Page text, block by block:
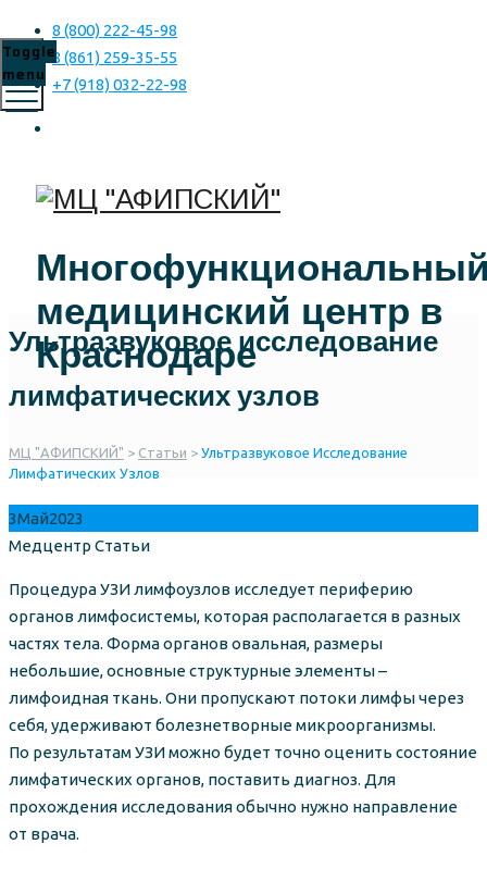
8 (800) 222-45-98
8 (861) 259-35-55
+7 (918) 032-22-98
медицинский центр в
Краснодаре
Toggle
menu
Ультразвуковое исследование
лимфатических узлов
МЦ "АФИПСКИЙ" > Статьи > Ультразвуковое Исследование
Лимфатических Узлов
3Май2023
Author
Медцентр Categories
Статьи
Процедура УЗИ лимфоузлов исследует периферию
органов лимфосистемы, которая располагается в разных
частях тела. Форма органов овальная, размеры
небольшие, основные структурные элементы –
лимфоидная ткань. Они пропускают потоки лимфы через
себя, удерживают болезнетворные микроорганизмы.
По результатам УЗИ можно будет точно оценить состояние
лимфатических органов, поставить диагноз. Для
прохождения исследования обычно нужно направление
от врача.